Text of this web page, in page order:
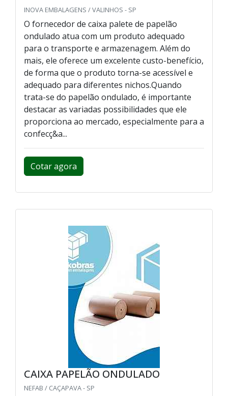
INOVA EMBALAGENS / VALINHOS - SP
O fornecedor de caixa palete de papelão
ondulado atua com um produto adequado
para o transporte e armazenagem. Além do
mais, ele oferece um excelente custo-benefício,
de forma que o produto torna-se acessível e
adequado para diferentes nichos.Quando
trata-se do papelão ondulado, é importante
destacar as variadas possibilidades que ele
proporciona ao mercado, especialmente para a
confecç&a...
Cotar agora
CAIXA PAPELÃO ONDULADO
NEFAB / CAÇAPAVA - SP